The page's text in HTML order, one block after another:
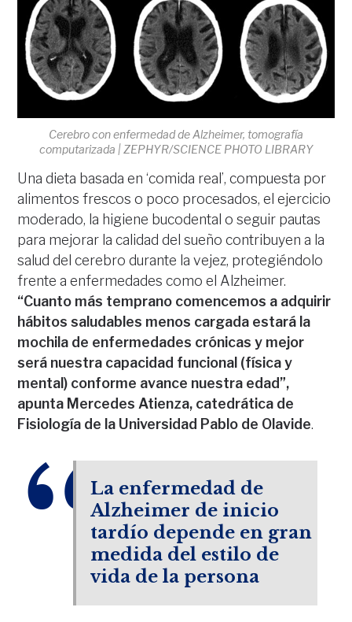
Cerebro con enfermedad de Alzheimer, tomografía
computarizada | ZEPHYR/SCIENCE PHOTO LIBRARY
Una dieta basada en ‘comida real’, compuesta por
alimentos frescos o poco procesados, el ejercicio
moderado, la higiene bucodental o seguir pautas
para mejorar la calidad del sueño contribuyen a la
salud del cerebro durante la vejez, protegiéndolo
frente a enfermedades como el Alzheimer.
“Cuanto más temprano comencemos a adquirir
hábitos saludables menos cargada estará la
mochila de enfermedades crónicas y mejor
será nuestra capacidad funcional (física y
mental) conforme avance nuestra edad”,
apunta Mercedes Atienza, catedrática de
Fisiología de la Universidad Pablo de Olavide.
La enfermedad de
Alzheimer de inicio
tardío depende en gran
medida del estilo de
vida de la persona